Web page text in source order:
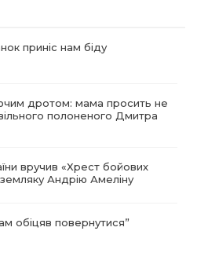
приніс нам біду
дротом: мама просить не
полоненого Дмитра
вручив «Хрест бойових
Андрію Амеліну
обіцяв повернутися”